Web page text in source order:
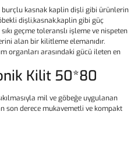
burçlu kasnak kaplin dişli gibi ürünlerin
dişli,kasnak,kaplin gibi güç
geçme toleranslı işleme ve nispeten
alan bir kilitleme elemanıdır.
organları arasındaki gücü ileten en
Kilit 50*80
mil ve göbeğe uygulanan
son derece mukavemetli ve kompakt